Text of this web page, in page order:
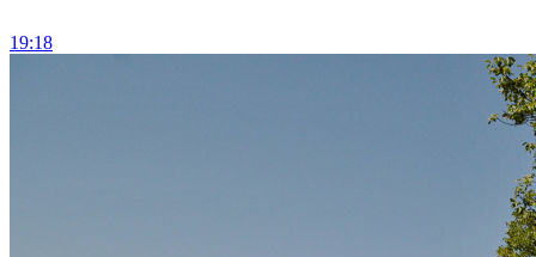
19:18